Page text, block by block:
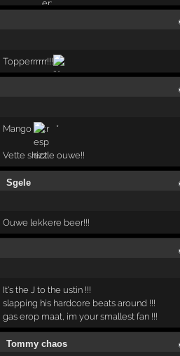
Topperrrrrr!!!
Mango *
Vette shizzle ouwe!!
Sgele
Ouwe lekkere beer!!!
It's the J to the ustin !!!
slapping his hardcore beats around !!!
gas erop maat, im your smallest fan !!!
Tommy chaos